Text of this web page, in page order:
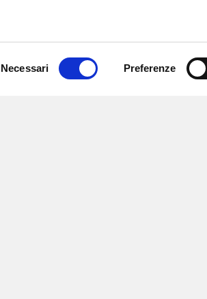
Necessari Preferenze